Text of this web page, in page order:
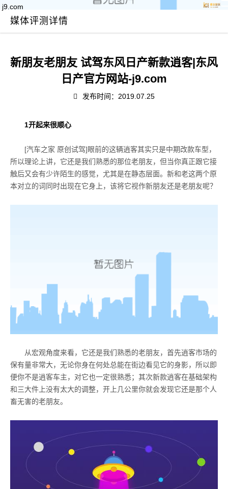
j9.com
媒体评测详情
新朋友老朋友 试驾东风日产新款逍客|东风
日产官方网站-j9.com
发布时间：2019.07.25
1开起来很顺心
[汽车之家 原创试驾]眼前的这辆逍客其实只是中期改款车型，
所以理论上讲，它还是我们熟悉的那位老朋友，但当你真正跟它接
触后又会有少许陌生的感觉，尤其是在静态层面。新和老这两个原
本对立的词同时出现在它身上，该将它视作新朋友还是老朋友呢？
从宏观角度来看，它还是我们熟悉的老朋友，首先逍客市场的
保有量非常大，无论你身在何处总能在街边看见它的身影，所以即
便你不是逍客车主，对它也一定很熟悉；其次新款逍客在基础架构
和三大件上没有太大的调整，开上几公里你就会发现它还是那个人
畜无害的老朋友。